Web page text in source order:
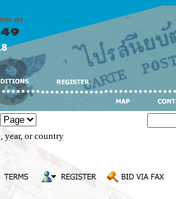
year, or country